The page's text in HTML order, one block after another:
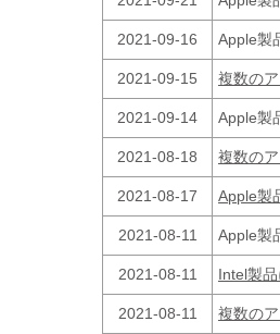
2021-09-16 Apple製
2021-09-15 複数の
2021-09-14 Apple製
2021-08-18 複数の
2021-08-17 Apple製
2021-08-11 Apple製
2021-08-11 Intel製
2021-08-11 複数の